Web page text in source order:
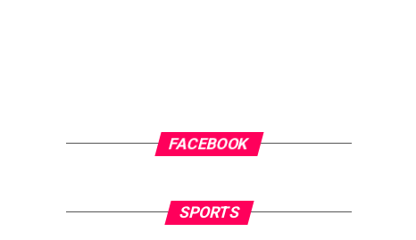
FACEBOOK
SPORTS